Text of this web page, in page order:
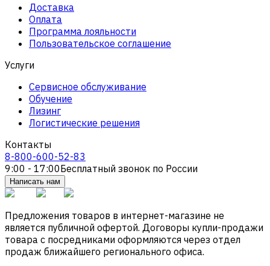
Доставка
Оплата
Программа лояльности
Пользовательское соглашение
Услуги
Сервисное обслуживание
Обучение
Лизинг
Логистические решения
Контакты
8-800-600-52-83
9:00 - 17:00Бесплатный звонок по России
Написать нам
Предложения товаров в интернет-магазине не
является публичной офертой. Договоры купли-продажи
товара с посредниками оформляются через отдел
продаж ближайшего регионального офиса.